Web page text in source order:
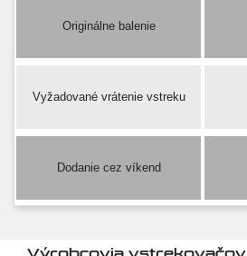
Originálne balenie
Vyžadované vrátenie vstreku
Dodanie cez víkend